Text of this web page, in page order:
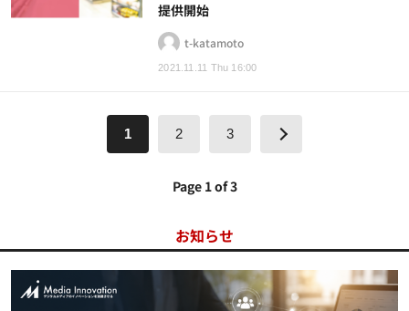
2021.11.11 Thu 16:00
提供開始
t-katamoto
1 2 3
Page 1 of 3
お知らせ